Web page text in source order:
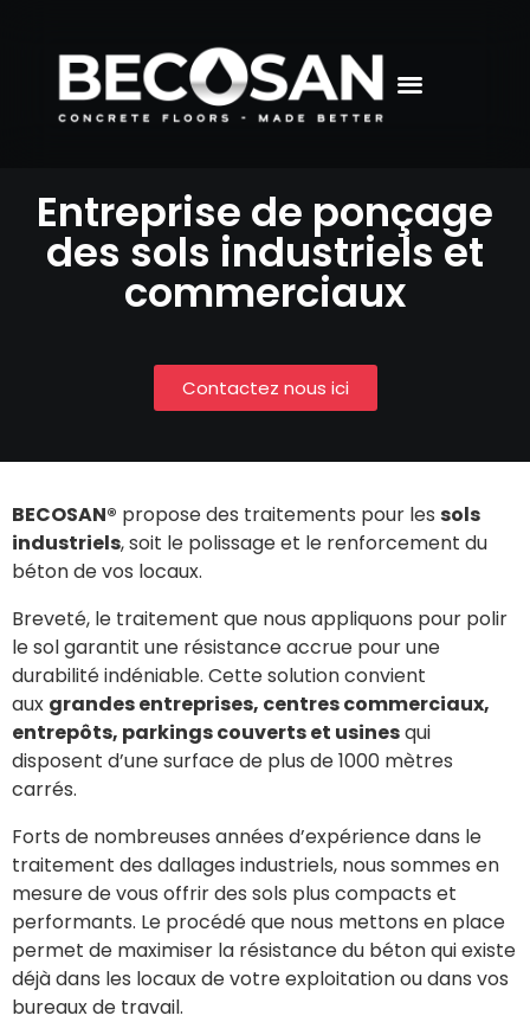
Entreprise de ponçage
des sols industriels et
commerciaux
Contactez nous ici
BECOSAN® propose des traitements pour les sols
industriels, soit le polissage et le renforcement du
béton de vos locaux.
Breveté, le traitement que nous appliquons pour polir
le sol garantit une résistance accrue pour une
durabilité indéniable. Cette solution convient
aux grandes entreprises, centres commerciaux,
entrepôts, parkings couverts et usinesqui
disposent d’une surface de plus de 1000 mètres
carrés.
Forts de nombreuses années d’expérience dans le
traitement des dallages industriels, nous sommes en
mesure de vous offrir des sols plus compacts et
performants. Le procédé que nous mettons en place
permet de maximiser la résistance du béton qui existe
déjà dans les locaux de votre exploitation ou dans vos
bureaux de travail.